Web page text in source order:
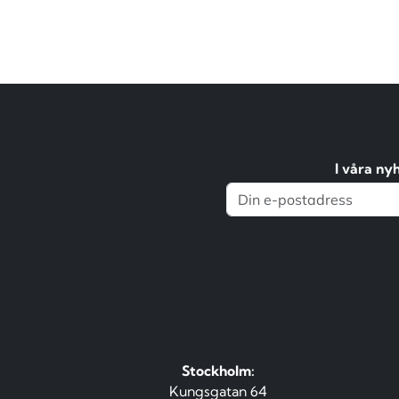
I våra
Stockholm:
Kungsgatan 64